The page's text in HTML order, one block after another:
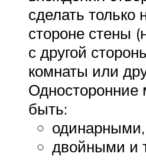
сделать только
стороне стены
с другой
комнаты или
Односторонние
быть:
одинарными,
двойными и